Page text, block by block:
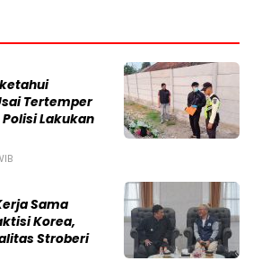
Tertemper
Lakukan
Sama
Korea,
Stroberi